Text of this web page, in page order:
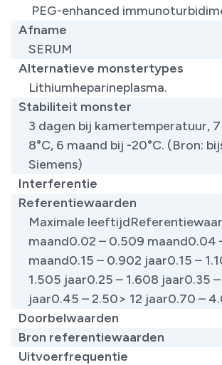
PEG-enhanced
Afname
SERUM
Alternatieve monstertypes
Lithiumheparineplasma.
Stabiliteit monster
3 dagen bij kamertemperatuur,
8°C, 6 maand bij -20°C. (Bron:
Siemens)
Interferentie
Referentiewaarden
Maximale
maand0.02 – 0.509 maand0.04
maand0.15 – 0.902 jaar0.15 –
1.505 jaar0.25 – 1.608 jaar0.35
jaar0.45 – 2.50> 12 jaar0.70 –
Doorbelwaarden
Bron referentiewaarden
Uitvoerfrequentie